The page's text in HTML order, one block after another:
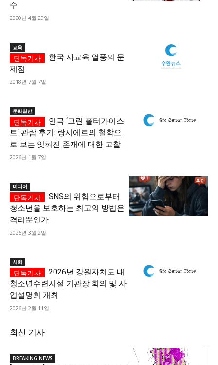
수
2020년 4월 29일
교육
한국 사교육 열풍의 문
제점
2018년 7월 7일
문화일반
연극 ‘그린 폴터가이스
트’ 관람 후기: 랑시에르의 철학으
로 보는 잊혀진 존재에 대한 고찰
2026년 1월 7일
미디어
SNS의 위험으로부터
청소년을 보호하는 최고의 방법은
격리뿐인가
2026년 3월 2일
사회
2026년 강원자치도 내
청소년수련시설 기관장 회의 및 사
업설명회 개최
2026년 2월 11일
최신 기사
BREAKING NEWS